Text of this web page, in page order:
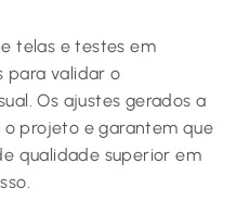
telas e testes em
para validar o
Os ajustes gerados a
projeto e garantem que
qualidade superior em